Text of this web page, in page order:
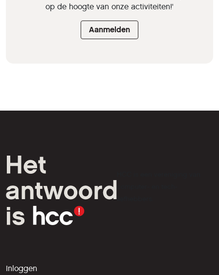
op de hoogte van onze activiteiten!'
Aanmelden
liefhebbers.
Inloggen